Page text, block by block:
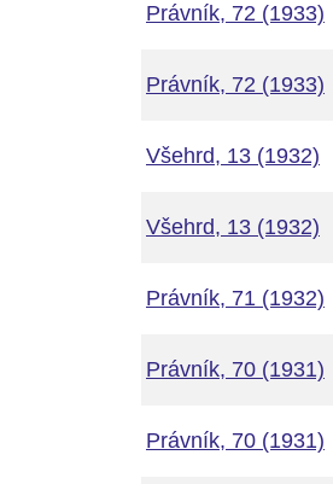
Právník, 72 (1933)
Právník, 72 (1933)
Všehrd, 13 (1932)
Všehrd, 13 (1932)
Právník, 71 (1932)
Právník, 70 (1931)
Právník, 70 (1931)